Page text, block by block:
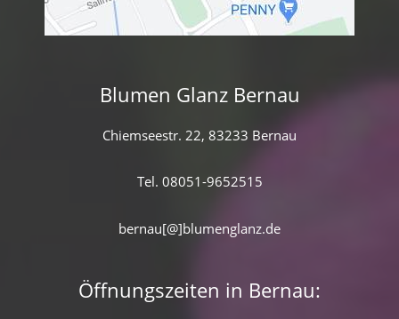
Blumen Glanz Bernau
Chiemseestr. 22, 83233 Bernau
Tel. 08051-9652515
bernau[@]blumenglanz.de
Öffnungszeiten in Bernau: